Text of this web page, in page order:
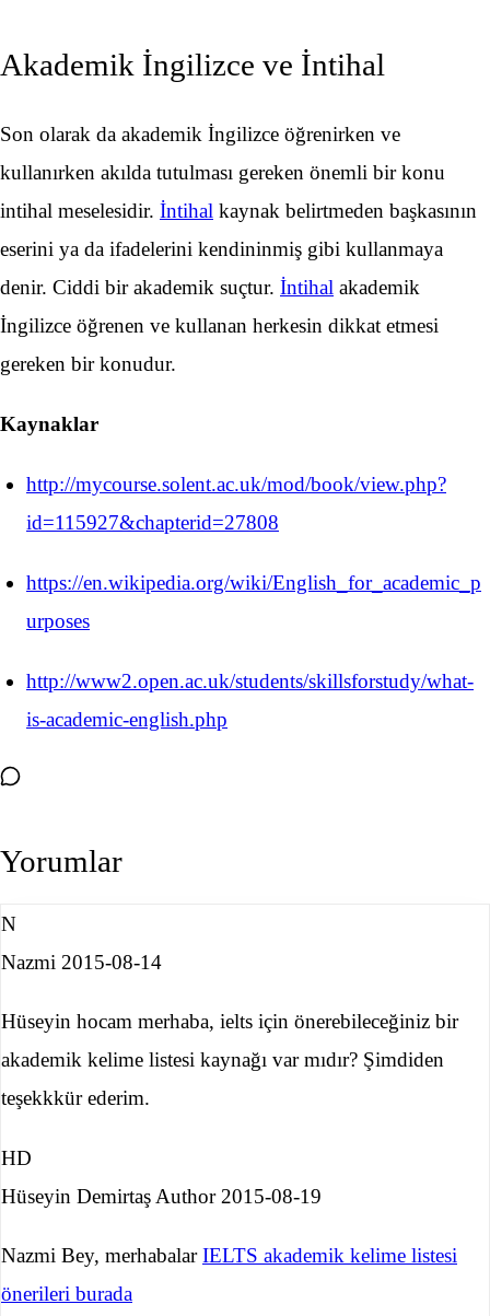
Akademik İngilizce ve İntihal
Son olarak da akademik İngilizce öğrenirken ve
kullanırken akılda tutulması gereken önemli bir konu
intihal meselesidir. İntihal kaynak belirtmeden başkasının
eserini ya da ifadelerini kendininmiş gibi kullanmaya
denir. Ciddi bir akademik suçtur. İntihal akademik
İngilizce öğrenen ve kullanan herkesin dikkat etmesi
gereken bir konudur.
Kaynaklar
http://mycourse.solent.ac.uk/mod/book/view.php?
id=115927&chapterid=27808
https://en.wikipedia.org/wiki/English_for_academic_p
urposes
http://www2.open.ac.uk/students/skillsforstudy/what-
is-academic-english.php
Yorumlar
N
Nazmi 2015-08-14
Hüseyin hocam merhaba, ielts için önerebileceğiniz bir
akademik kelime listesi kaynağı var mıdır? Şimdiden
teşekkkür ederim.
HD
Hüseyin Demirtaş Author 2015-08-19
Nazmi Bey, merhabalarIELTS akademik kelime listesi
önerileri burada